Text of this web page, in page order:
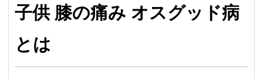
子供 膝の痛み オスグッド病
とは